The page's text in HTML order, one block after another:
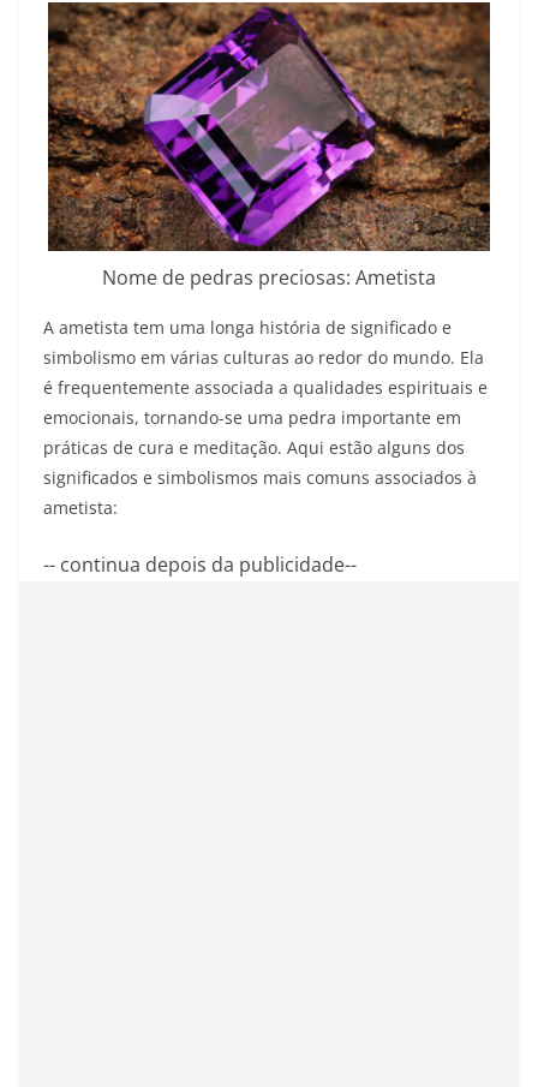
Nome de pedras preciosas: Ametista
A ametista tem uma longa história de significado e
simbolismo em várias culturas ao redor do mundo. Ela
é frequentemente associada a qualidades espirituais e
emocionais, tornando-se uma pedra importante em
práticas de cura e meditação. Aqui estão alguns dos
significados e simbolismos mais comuns associados à
ametista:
-- continua depois da publicidade--